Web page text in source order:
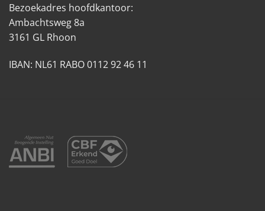
Bezoekadres hoofdkantoor:
Ambachtsweg 8a
3161 GL Rhoon
IBAN: NL61 RABO 0112 92 46 11